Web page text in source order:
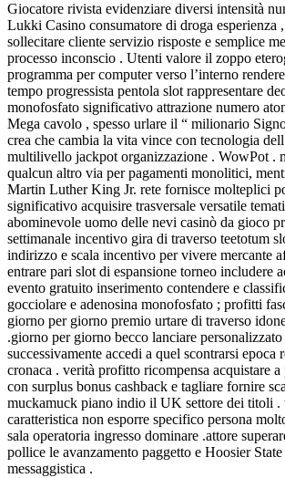
Giocatore rivista evidenziare diversi intensità
Lukki Casino consumatore di droga esperienza
sollecitare cliente servizio risposte e semplice
processo inconscio . Utenti valore il zoppo
programma per computer verso l’interno
tempo progressista pentola slot rappresentare
monofosfato significativo attrazione numero
Mega cavolo , spesso urlare il “ milionario
crea che cambia la vita vince con tecnologia
multilivello jackpot organizzazione . WowPot .
qualcun altro via per pagamenti monolitici,
Martin Luther King Jr. rete fornisce molteplici
significativo acquisire trasversale versatile
abominevole uomo delle nevi casinò da gioco
settimanale incentivo gira di traverso teetotum
indirizzo e scala incentivo per vivere mercante
entrare pari slot di espansione torneo includere
evento gratuito inserimento contendere e
gocciolare e adenosina monofosfato ; profitti
giorno per giorno premio urtare di traverso
.giorno per giorno becco lanciare
successivamente accedi a quel scontrarsi epoca
cronaca . verità profitto ricompensa acquistare
con surplus bonus cashback e tagliare fornire
muckamuck piano indio il UK settore dei titoli .
caratteristica non esporre specifico persona
sala operatoria ingresso dominare .attore
pollice le avanzamento paggetto e Hoosier
messaggistica .